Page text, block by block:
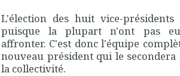
L'élection des huit vice-
puisque la plupart n'ont pas
affronter. C'est donc l'équipe
nouveau président qui le secondera
la collectivité.